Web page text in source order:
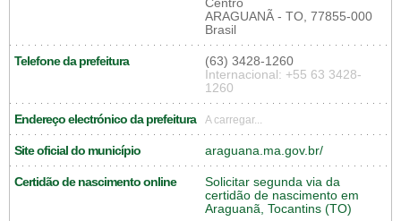
Centro
ARAGUANÃ - TO, 77855-000
Brasil
Telefone da prefeitura
(63) 3428-1260
Internacional: +55 63 3428-
1260
Endereço electrónico da prefeitura A carregar...
Site oficial do município araguana.ma.gov.br/
Certidão de nascimento online
Solicitar segunda via da
certidão de nascimento em
Araguanã, Tocantins (TO)